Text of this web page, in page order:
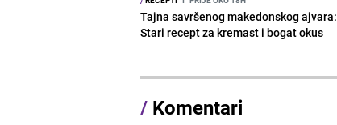
Tajna savršenog makedonskog ajvara:
Stari recept za kremast i bogat okus
/ Komentari